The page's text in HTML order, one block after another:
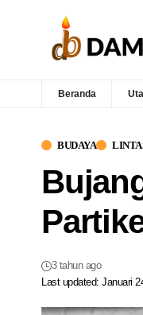
Beranda
BUDAYA
Last updated: Januari
3 tahun ago